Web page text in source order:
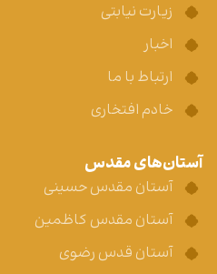
زیارت نیابتی
اخبار
ارتباط با ما
خادم افتخاری
آستان‌های مقدس
آستان مقدس حسینی
آستان مقدس کاظمین
آستان قدس رضوی